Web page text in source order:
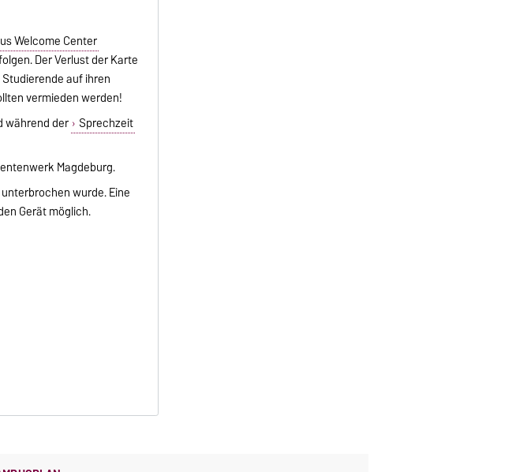
Welcome Center
Der Verlust der Karte
auf ihren
vermieden werden!
während der Sprechzeit
Magdeburg.
wurde. Eine
Gerät möglich.